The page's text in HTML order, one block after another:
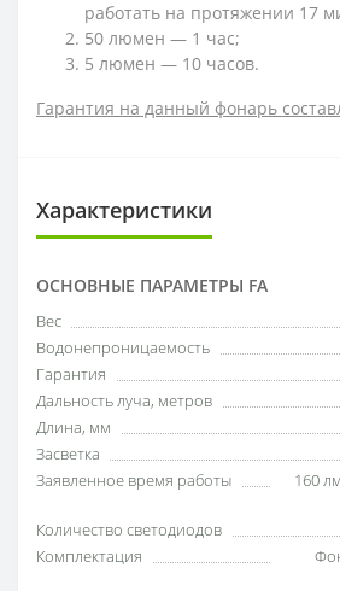
работать на протяжении 17
50 люмен — 1 час;
5 люмен — 10 часов.
Гарантия на данный фонарь
Характеристики
ОСНОВНЫЕ ПАРАМЕТРЫ FA
Вес
Водонепроницаемость
Гарантия
Дальность луча, метров
Длина, мм
Засветка
Заявленное время работы
160
Количество светодиодов
Комплектация